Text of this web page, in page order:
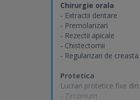
Chirurgie orala
- Extractii dentare
- Premolarizari
- Rezectii apicale
- Chistectomii
- Regularizari de creasta.
Protetica
Lucrari protetice fixe din:
- Zirconium